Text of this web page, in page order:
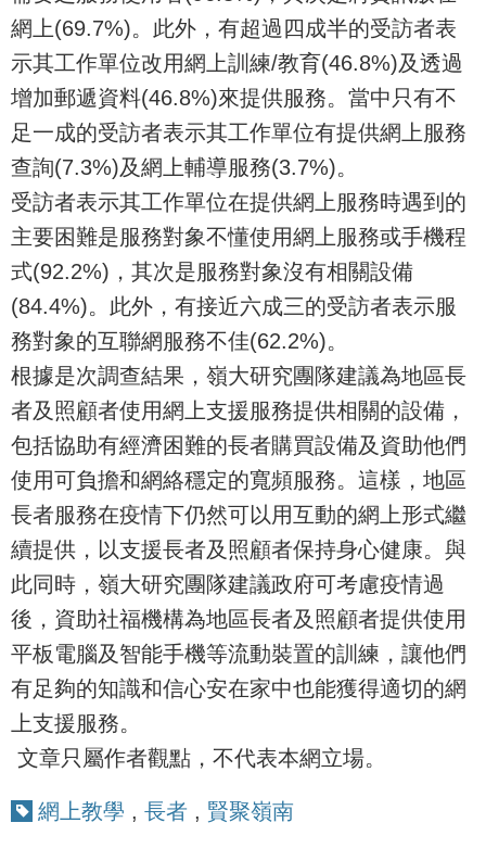
網上(69.7%)。此外，有超過四成半的受訪者表
示其工作單位改用網上訓練/教育(46.8%)及透過
增加郵遞資料(46.8%)來提供服務。當中只有不
足一成的受訪者表示其工作單位有提供網上服務
查詢(7.3%)及網上輔導服務(3.7%)。
受訪者表示其工作單位在提供網上服務時遇到的
主要困難是服務對象不懂使用網上服務或手機程
式(92.2%)，其次是服務對象沒有相關設備
(84.4%)。此外，有接近六成三的受訪者表示服
務對象的互聯網服務不佳(62.2%)。
根據是次調查結果，嶺大研究團隊建議為地區長
者及照顧者使用網上支援服務提供相關的設備，
包括協助有經濟困難的長者購買設備及資助他們
使用可負擔和網絡穩定的寬頻服務。這樣，地區
長者服務在疫情下仍然可以用互動的網上形式繼
續提供，以支援長者及照顧者保持身心健康。與
此同時，嶺大研究團隊建議政府可考慮疫情過
後，資助社福機構為地區長者及照顧者提供使用
平板電腦及智能手機等流動裝置的訓練，讓他們
有足夠的知識和信心安在家中也能獲得適切的網
上支援服務。
文章只屬作者觀點，不代表本網立場。
網上教學 , 長者 , 賢聚嶺南